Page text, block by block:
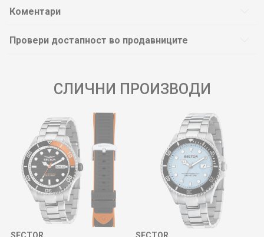
Коментари
Провери достапност во продавниците
СЛИЧНИ ПРОИЗВОДИ